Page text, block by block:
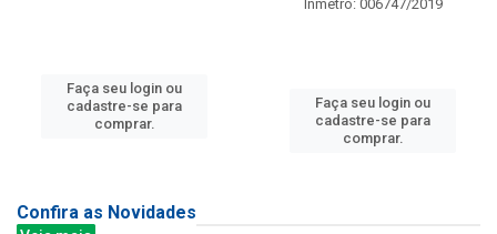
Faça seu login ou
cadastre-se para
comprar.
Inmetro: 006747/2019
Faça seu login ou
cadastre-se para
comprar.
Confira as Novidades